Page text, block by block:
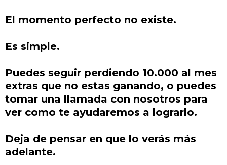
El momento perfecto no existe.
Es simple.
Puedes seguir perdiendo 10.000 al mes
extras que no estas ganando, o puedes
tomar una llamada con nosotros para
ver como te ayudaremos a lograrlo.
Deja de pensar en que lo verás más
adelante.